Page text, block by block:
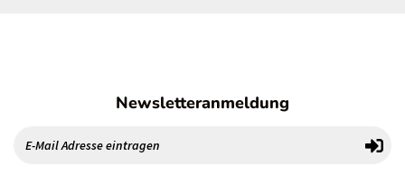
Newsletteranmeldung